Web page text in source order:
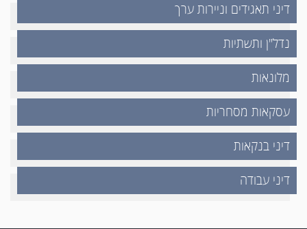
דיני תאגידים וניירות ערך
נדל"ן ותשתיות
מלונאות
עסקאות מסחריות
דיני בנקאות
דיני עבודה